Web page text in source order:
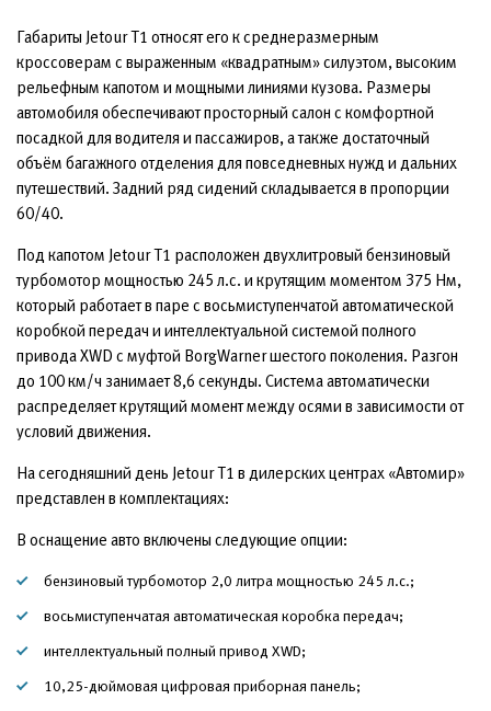
Габариты Jetour T1 относят его к среднеразмерным
кроссоверам с выраженным «квадратным» силуэтом, высоким
рельефным капотом и мощными линиями кузова. Размеры
автомобиля обеспечивают просторный салон с комфортной
посадкой для водителя и пассажиров, а также достаточный
объём багажного отделения для повседневных нужд и дальних
путешествий. Задний ряд сидений складывается в пропорции
60/40.
Под капотом Jetour T1 расположен двухлитровый бензиновый
турбомотор мощностью 245 л.с. и крутящим моментом 375 Нм,
который работает в паре с восьмиступенчатой автоматической
коробкой передач и интеллектуальной системой полного
привода XWD с муфтой BorgWarner шестого поколения. Разгон
до 100 км/ч занимает 8,6 секунды. Система автоматически
распределяет крутящий момент между осями в зависимости от
условий движения.
На сегодняшний день Jetour T1 в дилерских центрах «Автомир»
представлен в комплектациях:
В оснащение авто включены следующие опции:
бензиновый турбомотор 2,0 литра мощностью 245 л.с.;
восьмиступенчатая автоматическая коробка передач;
интеллектуальный полный привод XWD;
10,25-дюймовая цифровая приборная панель;